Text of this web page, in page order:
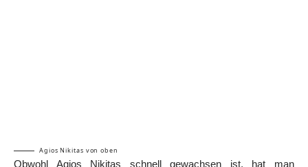
Agios Nikitas von oben
Obwohl Agios Nikitas schnell gewachsen ist, hat man